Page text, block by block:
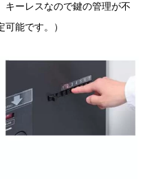
キーレスなので鍵の管理が不
能です。）